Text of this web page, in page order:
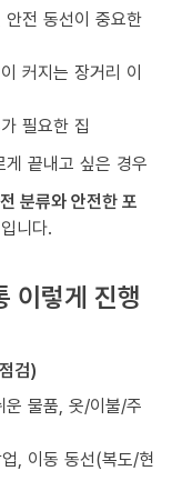
전 동선이 중요한
커지는 장거리 이
필요한 집
끝내고 싶은 경우
분류와 안전한 포
니다.
이렇게 진행
검)
운 물품, 옷/이불/주
, 이동 동선(복도/현